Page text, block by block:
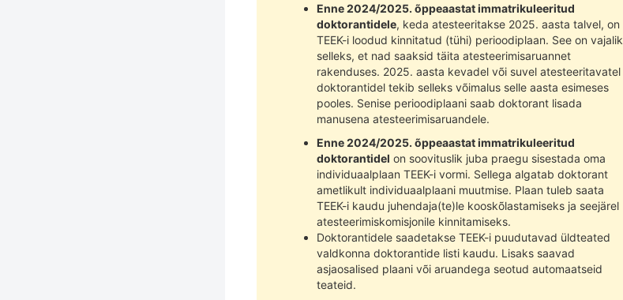
Enne 2024/2025. õppeaastat immatrikuleeritud
doktorantidele, keda atesteeritakse 2025. aasta talvel, on
TEEK-i loodud kinnitatud (tühi) perioodiplaan. See on vajalik
selleks, et nad saaksid täita atesteerimisaruannet
rakenduses. 2025. aasta kevadel või suvel atesteeritavatel
doktorantidel tekib selleks võimalus selle aasta esimeses
pooles. Senise perioodiplaani saab doktorant lisada
manusena atesteerimisaruandele.
Enne 2024/2025. õppeaastat immatrikuleeritud
doktorantidel on soovituslik juba praegu sisestada oma
individuaalplaan TEEK-i vormi. Sellega algatab doktorant
ametlikult individuaalplaani muutmise. Plaan tuleb saata
TEEK-i kaudu juhendaja(te)le kooskõlastamiseks ja seejärel
atesteerimiskomisjonile kinnitamiseks.
Doktorantidele saadetakse TEEK-i puudutavad üldteated
valdkonna doktorantide listi kaudu. Lisaks saavad
asjaosalised plaani või aruandega seotud automaatseid
teateid.